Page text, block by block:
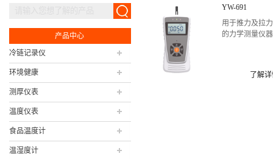
产品中心
冷链记录仪
环境健康
测厚仪表
温度仪表
食品温度计
温湿度计
YW-691
用于推力及拉
的力学测量仪
了解